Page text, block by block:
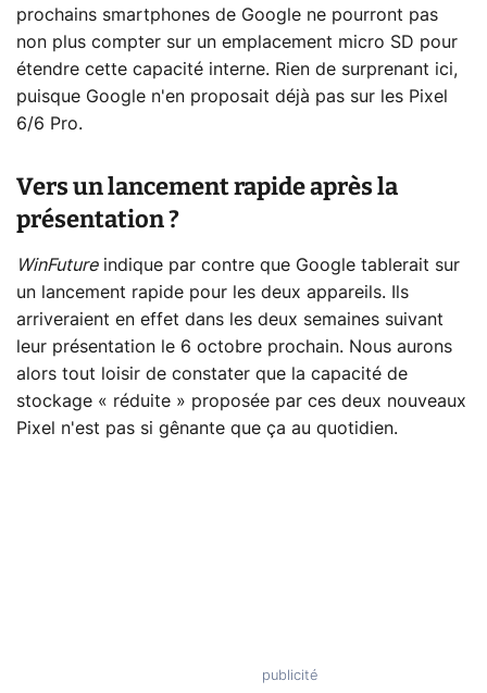
prochains smartphones de Google ne pourront pas
non plus compter sur un emplacement micro SD pour
étendre cette capacité interne. Rien de surprenant ici,
puisque Google n'en proposait déjà pas sur les Pixel
6/6 Pro.
Vers un lancement rapide après la
présentation ?
WinFutureindique par contre que Google tablerait sur
un lancement rapide pour les deux appareils. Ils
arriveraient en effet dans les deux semaines suivant
leur présentation le 6 octobre prochain. Nous aurons
alors tout loisir de constater que la capacité de
stockage « réduite » proposée par ces deux nouveaux
Pixel n'est pas si gênante que ça au quotidien.